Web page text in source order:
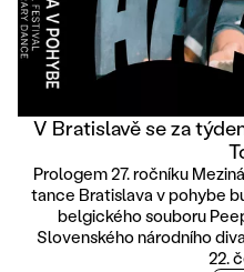
V Bratislavě se za
Prologem 27. ročníku
tance Bratislava v pohybe
belgického souboru
Slovenského národního
22.